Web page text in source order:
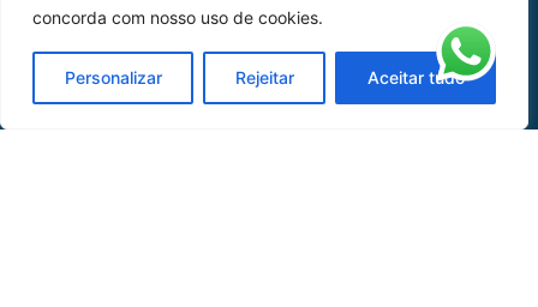
concorda com nosso uso de cookies.
Personalizar Rejeitar Aceitar tudo
Catálogo de Aplicações
Oficina de Mangueiras